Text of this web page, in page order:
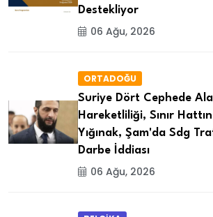
Destekliyor
06 Ağu, 2026
ORTADOĞU
Suriye Dört Cephede
Hareketliliği, Sınır
Yığınak, Şam'da Sdg
Darbe İddiası
06 Ağu, 2026